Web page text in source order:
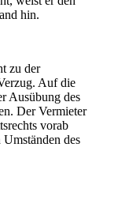
hin.
zu der
Auf die
Ausübung des
Der Vermieter
vorab
des